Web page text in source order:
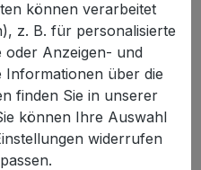
können verarbeitet
z. B. für personalisierte
oder Anzeigen- und
Informationen über die
finden Sie in unserer
können Ihre Auswahl
widerrufen